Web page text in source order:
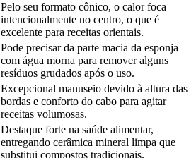
Pelo seu formato cônico, o calor foca
intencionalmente no centro, o que é
excelente para receitas orientais.
Pode precisar da parte macia da esponja
com água morna para remover alguns
resíduos grudados após o uso.
Excepcional manuseio devido à altura das
bordas e conforto do cabo para agitar
receitas volumosas.
Destaque forte na saúde alimentar,
entregando cerâmica mineral limpa que
substitui compostos tradicionais.